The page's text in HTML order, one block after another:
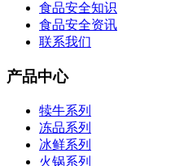
食品安全知识
食品安全资讯
联系我们
产品中心
犊牛系列
冻品系列
冰鲜系列
火锅系列